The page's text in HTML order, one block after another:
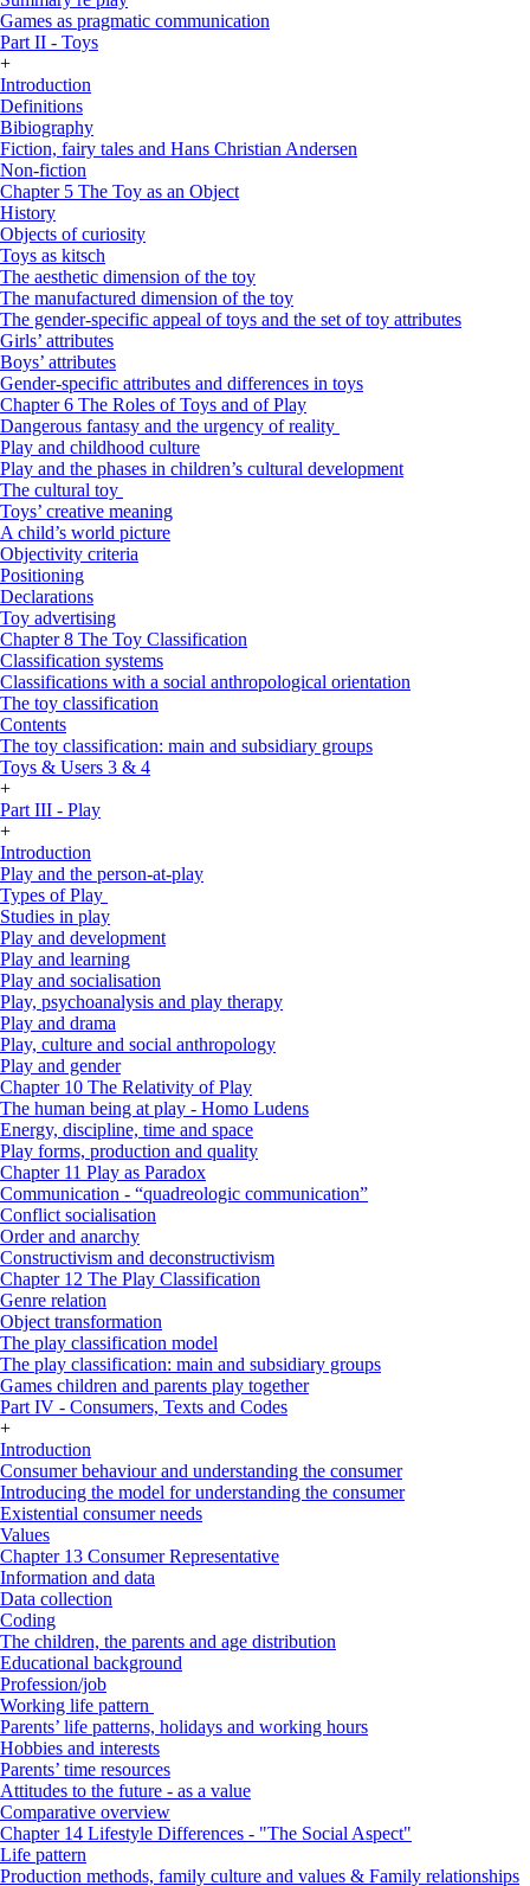
Games as pragmatic communication
Part II - Toys
+
Introduction
Definitions
Bibiography
Fiction, fairy tales and Hans Christian Andersen
Non-fiction
Chapter 5 The Toy as an Object
History
Objects of curiosity
Toys as kitsch
The aesthetic dimension of the toy
The manufactured dimension of the toy
The gender-specific appeal of toys and the set of toy attributes
Girls’ attributes
Boys’ attributes
Gender-specific attributes and differences in toys
Chapter 6 The Roles of Toys and of Play
Dangerous fantasy and the urgency of reality
Play and childhood culture
Play and the phases in children’s cultural development
The cultural toy
Toys’ creative meaning
A child’s world picture
Objectivity criteria
Positioning
Declarations
Toy advertising
Chapter 8 The Toy Classification
Classification systems
Classifications with a social anthropological orientation
The toy classification
Contents
The toy classification: main and subsidiary groups
Toys & Users 3 & 4
+
Part III - Play
+
Introduction
Play and the person-at-play
Types of Play
Studies in play
Play and development
Play and learning
Play and socialisation
Play, psychoanalysis and play therapy
Play and drama
Play, culture and social anthropology
Play and gender
Chapter 10 The Relativity of Play
The human being at play - Homo Ludens
Energy, discipline, time and space
Play forms, production and quality
Chapter 11 Play as Paradox
Communication - “quadreologic communication”
Conflict socialisation
Order and anarchy
Constructivism and deconstructivism
Chapter 12 The Play Classification
Genre relation
Object transformation
The play classification model
The play classification: main and subsidiary groups
Games children and parents play together
Part IV - Consumers, Texts and Codes
+
Introduction
Consumer behaviour and understanding the consumer
Introducing the model for understanding the consumer
Existential consumer needs
Values
Chapter 13 Consumer Representative
Information and data
Data collection
Coding
The children, the parents and age distribution
Educational background
Profession/job
Working life pattern
Parents’ life patterns, holidays and working hours
Hobbies and interests
Parents’ time resources
Attitudes to the future - as a value
Comparative overview
Chapter 14 Lifestyle Differences - "The Social Aspect"
Life pattern
Production methods, family culture and values & Family relationships